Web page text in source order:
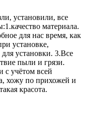
установили, все
материала.
для нас время, как
установке,
установки. 3.Все
пыли и грязи.
с учётом всей
хожу по прихожей и
красота.